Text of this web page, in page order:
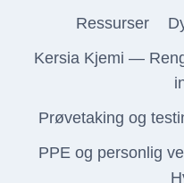
Ressurser
Kersia Kjemi —
Prøvetaking og
PPE og personlig